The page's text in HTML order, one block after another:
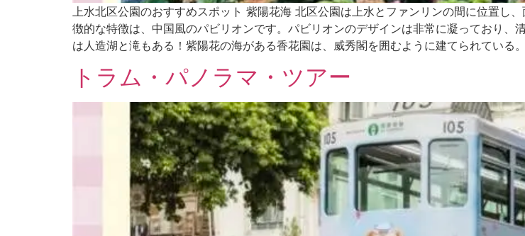
上水北区公園のおすすめスポット 紫陽花海 北区公園は上水とファンリンの間に位置し
徴的な特徴は、中国風のパビリオンです。パビリオンのデザインは非常に凝っており
は人造湖と滝もある！紫陽花の海がある香花園は、威秀閣を囲むように建てられている。
トラム・パノラマ・ツアー